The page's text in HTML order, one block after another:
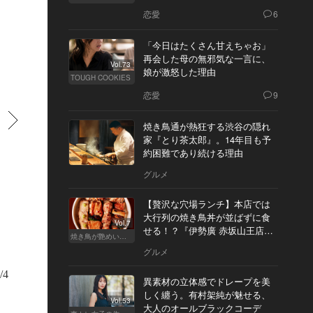
4
恋愛 6
Vol.73
TOUGH COOKIES
「今日はたくさん甘えちゃお」
再会した母の無邪気な一言に、
娘が激怒した理由
恋愛 9
焼き鳥通が熱狂する渋谷の隠れ
家『とり茶太郎』。14年目も予
約困難であり続ける理由
グルメ
Vol.7
焼き鳥が艶めいてきた
【贅沢な穴場ランチ】本店では
大行列の焼き鳥丼が並ばずに食
せる！？『伊勢廣 赤坂山王店』
グルメ
Vol.53
異素材の立体感でドレープを美
しく纏う。有村架純が魅せる、
大人のオールブラックコーデ